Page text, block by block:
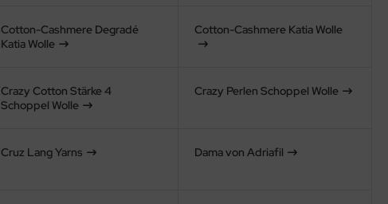
Cotton-Cashmere Degradé
Katia Wolle
Cotton-Cashmere Katia Wolle
Crazy Cotton Stärke 4
Schoppel Wolle
Crazy Perlen Schoppel Wolle
Cruz Lang Yarns Dama von Adriafil